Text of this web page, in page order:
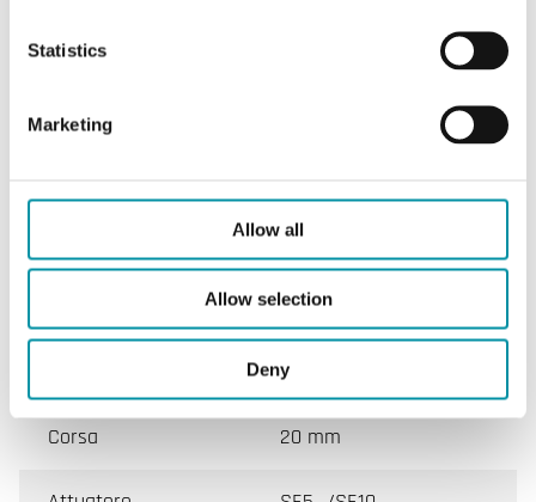
Statistics
Marketing
Allow all
Allow selection
Deny
Caratteristiche di LG-VVG12
VVG12 (VARIVALVE)
25 - 40 mm
Corsa 20 mm